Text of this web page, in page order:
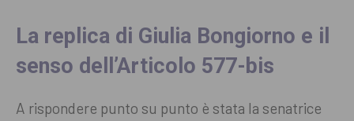
La replica di Giulia Bongiorno e il
senso dell’Articolo 577-bis
A rispondere punto su punto è stata la senatrice